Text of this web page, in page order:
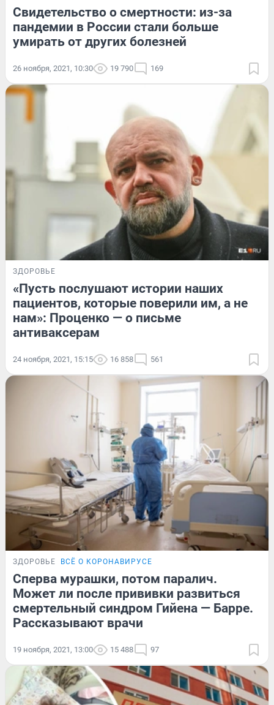
Свидетельство о смертности: из-за
пандемии в России стали больше
умирать от других болезней
26 ноября, 2021, 10:30 19 790 169
ЗДОРОВЬЕ
«Пусть послушают истории наших
пациентов, которые поверили им, а не
нам»: Проценко — о письме
антиваксерам
24 ноября, 2021, 15:15 16 858 561
ЗДОРОВЬЕ ВСЁ О КОРОНАВИРУСЕ
Сперва мурашки, потом паралич.
Может ли после прививки развиться
смертельный синдром Гийена — Барре.
Рассказывают врачи
19 ноября, 2021, 13:00 15 488 97